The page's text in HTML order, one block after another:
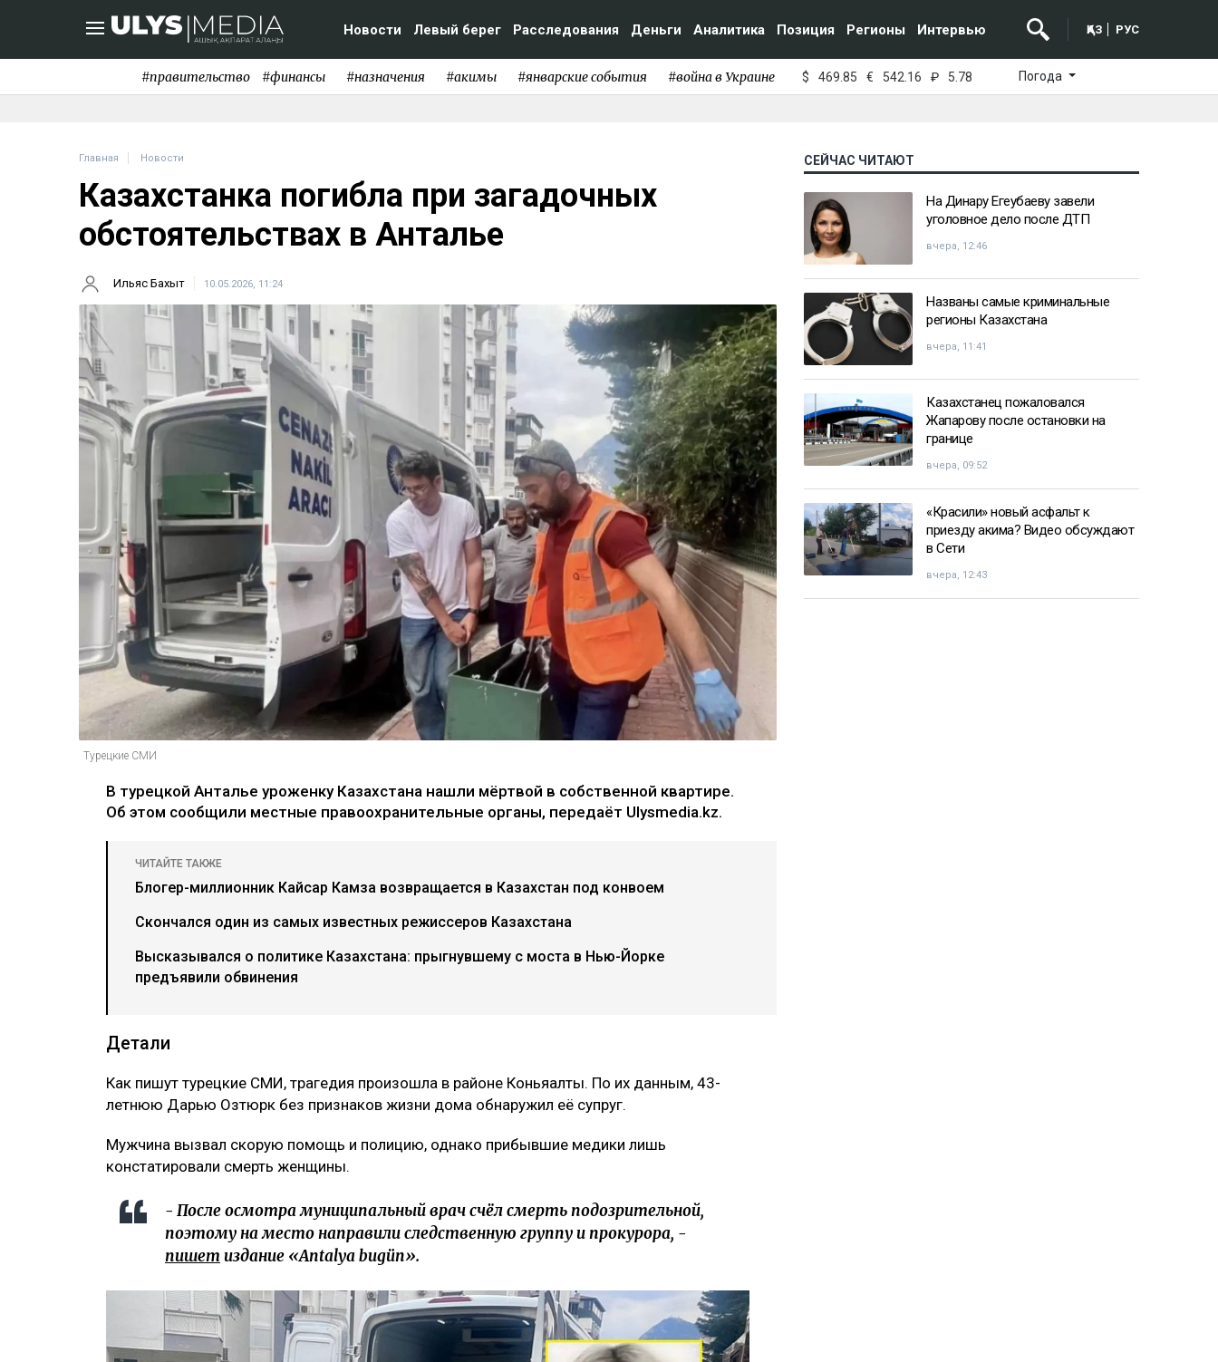
Новости Левый берег Расследования Деньги Аналитика Позиция Регионы Интервью ҚАЗ РУС
#правительство #финансы #назначения #акимы #январские события #война в Украине $ 469.85 € 542.16 ₽ 5.78 Погода
Главная Новости
Казахстанка погибла при загадочных
обстоятельствах в Анталье
Ильяс Бахыт 10.05.2026, 11:24
Турецкие СМИ
В турецкой Анталье уроженку Казахстана нашли мёртвой в собственной квартире.
Об этом сообщили местные правоохранительные органы, передаёт Ulysmedia.kz.
ЧИТАЙТЕ ТАКЖЕ
Блогер-миллионник Кайсар Камза возвращается в Казахстан под конвоем
Скончался один из самых известных режиссеров Казахстана
Высказывался о политике Казахстана: прыгнувшему с моста в Нью-Йорке
предъявили обвинения
Детали
Как пишут турецкие СМИ, трагедия произошла в районе Коньяалты. По их данным, 43-
летнюю Дарью Озтюрк без признаков жизни дома обнаружил её супруг.
Мужчина вызвал скорую помощь и полицию, однако прибывшие медики лишь
констатировали смерть женщины.
- После осмотра муниципальный врач счёл смерть подозрительной,
поэтому на место направили следственную группу и прокурора, -
пишетиздание «Antalya bugün».
СЕЙЧАС ЧИТАЮТ
На Динару Егеубаеву завели
уголовное дело после ДТП
вчера, 12:46
Названы самые криминальные
регионы Казахстана
вчера, 11:41
Казахстанец пожаловался
Жапарову после остановки на
границе
вчера, 09:52
«Красили» новый асфальт к
приезду акима? Видео обсуждают
в Сети
вчера, 12:43